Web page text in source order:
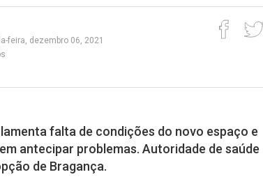
feira, dezembro 06, 2021
falta de condições do novo espaço e
antecipar problemas. Autoridade de saúde
de Bragança.